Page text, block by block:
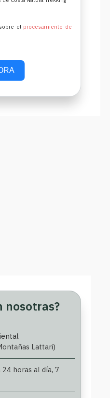
el procesamiento de
nosotras?
Lattari)
horas al día, 7